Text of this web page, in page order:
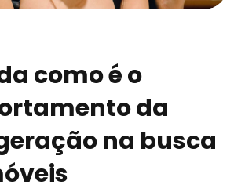
como é o
da
na busca